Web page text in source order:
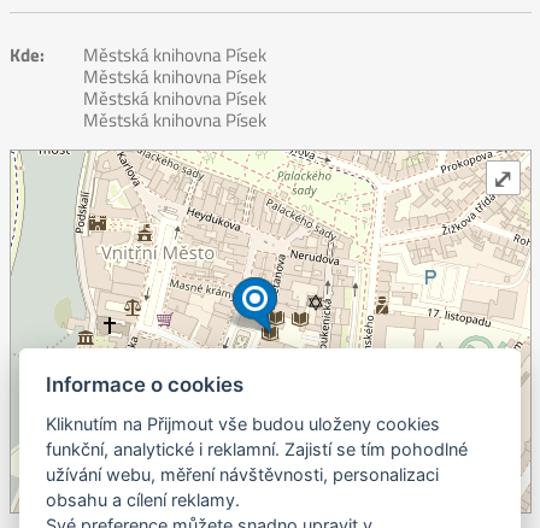
Kde: Městská knihovna Písek
Městská knihovna Písek
Městská knihovna Písek
Městská knihovna Písek
©OpenStreetMapcontributors.
⤢
Informace o cookies
Kliknutím na Přijmout vše budou uloženy cookies
funkční, analytické i reklamní. Zajistí se tím pohodlné
užívání webu, měření návštěvnosti, personalizaci
obsahu a cílení reklamy.